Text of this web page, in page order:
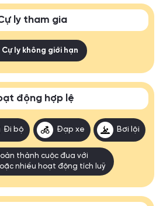
ly tham gia
Cự ly không giới hạn
động hợp lệ
Đi bộ Đạp xe Bơi lội
thành cuộc đua với
nhiều hoạt động tích luỹ